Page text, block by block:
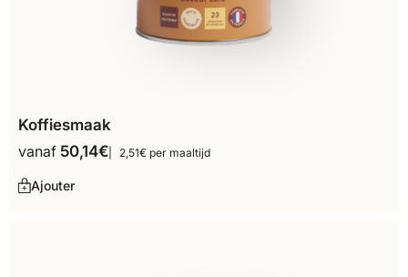
Koffiesmaak
vanaf 50,14€ 2,51€ per maaltijd
Ajouter